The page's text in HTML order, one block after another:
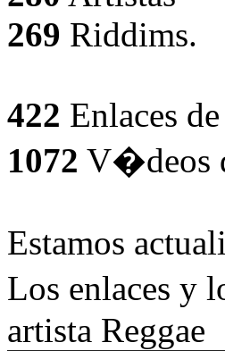
269 Riddims.
422 Enlaces
1072 V�deos
Estamos
Los enlaces y
artista Reggae